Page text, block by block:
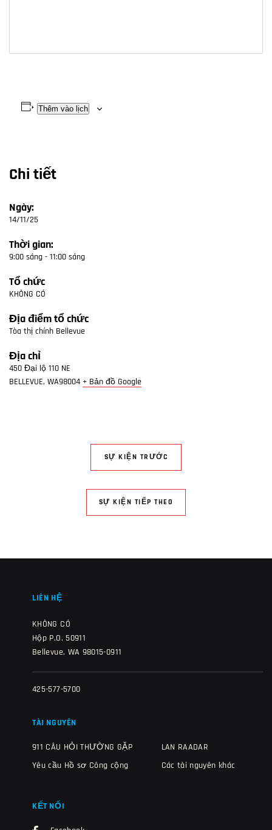
Thêm vào lịch
Chi tiết
Ngày:
14/11/25
Thời gian:
9:00 sáng - 11:00 sáng
Tổ chức
KHÔNG CÓ
Địa điểm tổ chức
Tòa thị chính Bellevue
Địa chỉ
450 Đại lộ 110 NE
BELLEVUE, WA98004 + Bản đồ Google
SỰ KIỆN TRƯỚC
SỰ KIỆN TIẾP THEO
LIÊN HỆ
KHÔNG CÓ
Hộp P.O. 50911
Bellevue, WA 98015-0911
425-577-5700
TÀI NGUYÊN
911 CÂU HỎI THƯỜNG GẶP
Yêu cầu Hồ sơ Công cộng
LAN RAADAR
Các tài nguyên khác
KẾT NỐI